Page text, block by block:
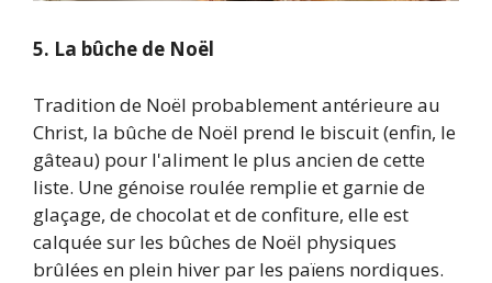
5. La bûche de Noël
Tradition de Noël probablement antérieure au
Christ, la bûche de Noël prend le biscuit (enfin, le
gâteau) pour l'aliment le plus ancien de cette
liste. Une génoise roulée remplie et garnie de
glaçage, de chocolat et de confiture, elle est
calquée sur les bûches de Noël physiques
brûlées en plein hiver par les païens nordiques.